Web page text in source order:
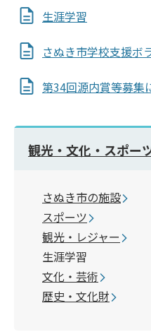
生涯学習
さぬき市学校支援ボ
第34回源内賞等募集
観光・文化・スポー
さぬき市の施設
スポーツ
観光・レジャー
生涯学習
文化・芸術
歴史・文化財